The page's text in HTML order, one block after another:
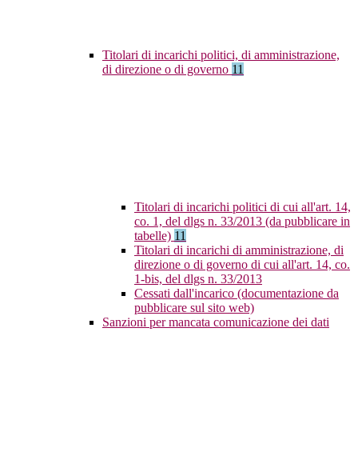
Titolari di incarichi politici, di amministrazione,
di direzione o di governo 11
Titolari di incarichi politici di cui all'art. 14,
co. 1, del dlgs n. 33/2013 (da pubblicare in
tabelle) 11
Titolari di incarichi di amministrazione, di
direzione o di governo di cui all'art. 14, co.
1-bis, del dlgs n. 33/2013
Cessati dall'incarico (documentazione da
pubblicare sul sito web)
Sanzioni per mancata comunicazione dei dati